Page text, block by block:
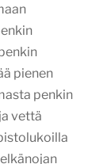
pienen
penkin
vettä